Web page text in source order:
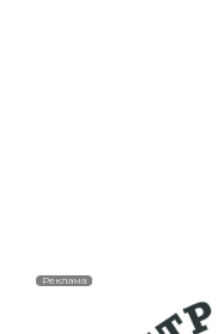
Реклама